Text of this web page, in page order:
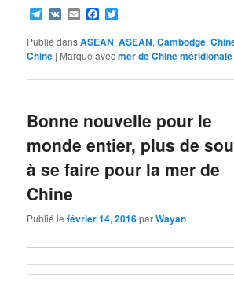
Telegram
VK EmailFacebook
Publié dansASEAN,ASEAN,Cambodge,
Chine | Marqué avecmer de Chine méridionale
Bonne nouvelle pour le
monde entier, plus de
à se faire pour la mer de
Chine
Publié lefévrier 14, 2016parWayan